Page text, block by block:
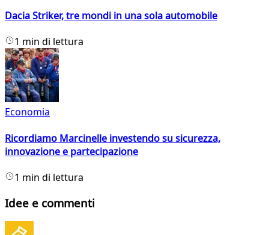
Dacia Striker, tre mondi in una sola automobile
1 min di lettura
Economia
Ricordiamo Marcinelle investendo su sicurezza,
innovazione e partecipazione
1 min di lettura
Idee e commenti